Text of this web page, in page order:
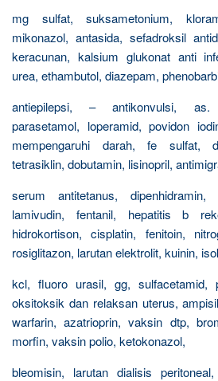
mg sulfat, suksametonium,
mikonazol, antasida, sefadroksil
keracunan, kalsium glukonat anti
urea, ethambutol, diazepam,
antiepilepsi, – antikonvulsi, as.
parasetamol, loperamid, povidon
mempengaruhi darah, fe sulfat,
tetrasiklin, dobutamin, lisinopril,
serum antitetanus, dipenhidramin,
lamivudin, fentanil, hepatitis b
hidrokortison, cisplatin, fenitoin,
rosiglitazon, larutan elektrolit, kuinin,
kcl, fluoro urasil, gg, sulfacetamid,
oksitoksik dan relaksan uterus,
warfarin, azatrioprin, vaksin dtp,
morfin, vaksin polio, ketokonazol,
bleomisin, larutan dialisis